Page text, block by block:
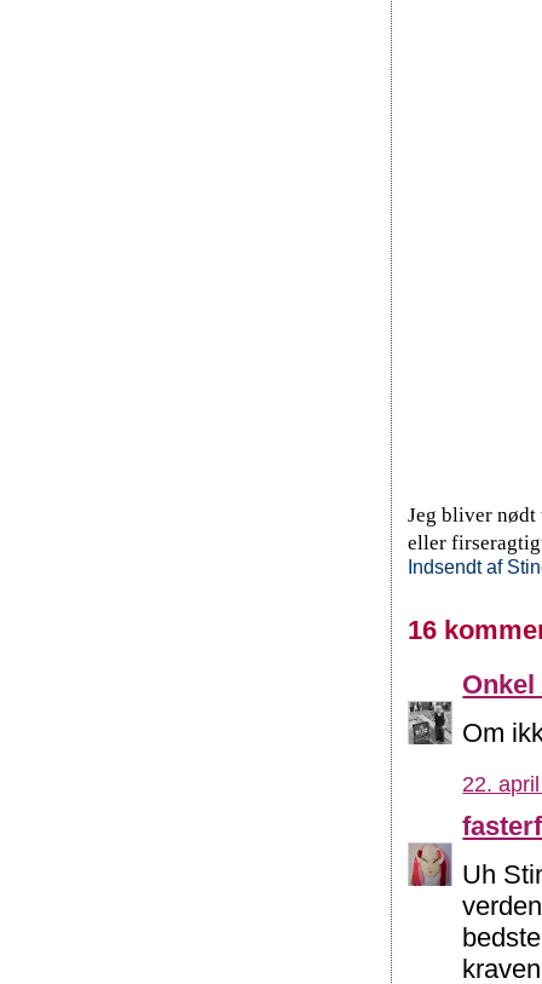
Jeg bliver nødt
eller
Indsendt af
16
Onkel
Om
22.
Uh